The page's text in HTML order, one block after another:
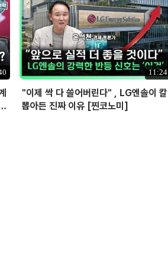
11:24
"이제 싹 다 쓸어버린다" , LG엔솔이 칼
뽑아든 진짜 이유 [찐코노미]